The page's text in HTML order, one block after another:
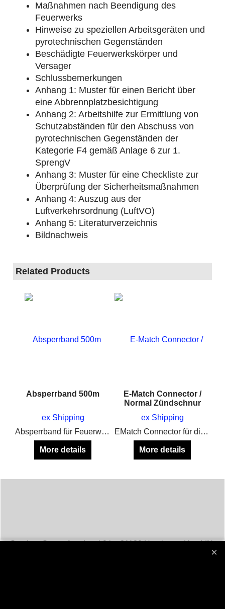
Maßnahmen nach Beendigung des
Feuerwerks
Hinweise zu speziellen Arbeitsgeräten und
pyrotechnischen Gegenständen
Beschädigte Feuerwerkskörper und
Versager
Schlussbemerkungen
Anhang 1: Muster für einen Bericht über
eine Abbrennplatzbesichtigung
Anhang 2: Arbeitshilfe zur Ermittlung von
Schutzabständen für den Abschuss von
pyrotechnischen Gegenständen der
Kategorie F4 gemäß Anlage 6 zur 1.
SprengV
Anhang 3: Muster für eine Checkliste zur
Überprüfung der Sicherheitsmaßnahmen
Anhang 4: Auszug aus der
Luftverkehrsordnung (LuftVO)
Anhang 5: Literaturverzeichnis
Bildnachweis
Related Products
Absperrband 500m
ex Shipping
Absperrband für Feuerwerk
More details
E-Match Connector /
Normal Zündschnur
ex Shipping
EMatch Connector für die Schnelle Verbindung von Zünder und Zündschnur auf dem Abbrennplatz
More details
Stephan Stotz - Aue-Insel 9 b - 21129 Hamburg - Ust.-IdNr.